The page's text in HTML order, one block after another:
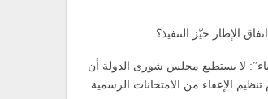
الإطار حيّز التنفيذ؟
لا يستطيع مجلس شورى الدولة أن
الإعفاء من الامتحانات الرسمية